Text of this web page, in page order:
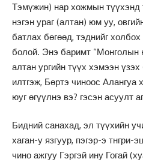
Тэмүжин) нар хожмын түүхэнд
нэгэн ураг (алтан) юм уу,
батлах бөгөөд, тэднийг
болой. Энэ баримт “Монголын
алтан ургийн түүх хэмээн
илтгэж, Бөртэ чиноос Алангуа
юуг өгүүлнэ вэ? гэсэн асуулт
Бидний санахад, эл түүхийн
хаган-у язгуур, пэгэр-э тнгри-
чино ажгуу Гэргэй ину Гогай